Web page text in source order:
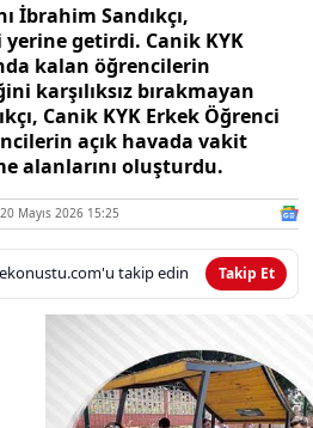
İbrahim Sandıkçı,
getirdi. Canik KYK
kalan öğrencilerin
karşılıksız bırakmayan
Canik KYK Erkek Öğrenci
açık havada vakit
alanlarını oluşturdu.
Mayıs 2026 15:25
takip edin Takip Et